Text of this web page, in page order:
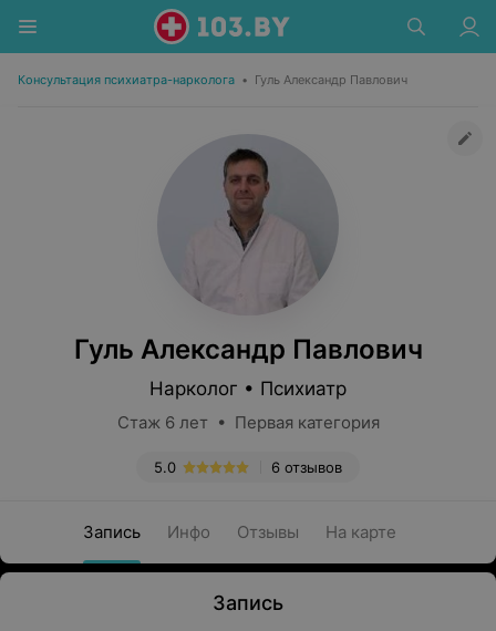
Консультация психиатра-нарколога • Гуль Александр Павлович
Гуль Александр Павлович
Нарколог • Психиатр
Стаж 6 лет • Первая категория
6 отзывов
5.0
Запись Инфо Отзывы На карте
Запись